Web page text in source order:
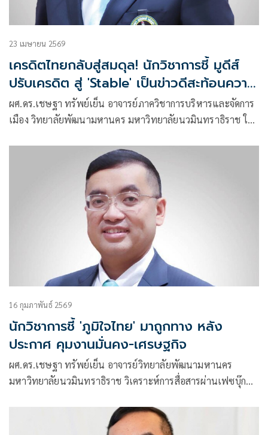
23 เมษายน 2569
เครดิตไทยกลับสู่สมดุล! นักวิชาการชี้ มูดีส์
ปรับเครดิต สู่ 'Stable' เป็นข่าวดีสะท้อนความ
เชื่อมั่นรัฐบาล หนุนลงทุนเพิ่ม วางรากฐานใน
อนาคต ใช้โอกาสให้คุ้มค่า
ผศ.ดร.เชษฐา ทรัพย์เย็น อาจารย์ภาควิชาการบริหารและจัดการ
เมือง วิทยาลัยพัฒนามหานคร มหาวิทยาลัยนวมินทราธิราช ให้
16 กุมภาพันธ์ 2569
นักวิชาการชี้ 'ภูมิใจไทย' มาถูกทาง หลัง
ประกาศ คุมงานมั่นคง-เศรษฐกิจ
ผศ.ดร.เชษฐา ทรัพย์เย็น อาจารย์วิทยาลัยพัฒนามหานคร
มหาวิทยาลัยนวมินทราธิราช วิเคราะห์การสื่อสารผ่านเฟซบุ๊ก